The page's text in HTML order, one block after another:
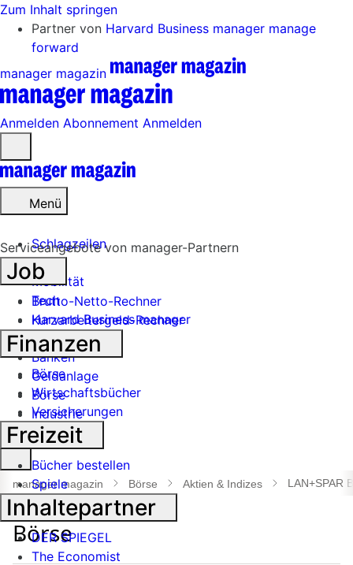
Zum Inhalt springen
Partner von Harvard Business manager manage
forward
manager magazin
Anmelden Abonnement Anmelden
öffnen
Menü
Schlagzeilen
Mobilität
Tech
Harvard Business manager
Handel
Banken
Geldanlage
Börse
Industrie
Suche
öffnen
manager magazin Börse Aktien & Indizes LAN+SPAR
Serviceangebote von manager-Partnern
Job
Brutto-Netto-Rechner
Kurzarbeitergeld-Rechner
Finanzen
Börse
Wirtschaftsbücher
Versicherungen
Freizeit
Bücher bestellen
Spiele
Inhaltepartner
DER SPIEGEL
The Economist